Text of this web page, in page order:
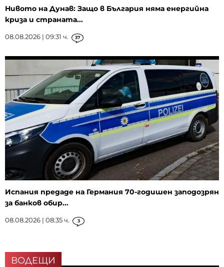
Нивото на Дунав: Защо в България няма енергийна
криза и страната...
08.08.2026 | 09:31 ч. 37
Испания предаде на Германия 70-годишен заподозрян
за банков обир...
08.08.2026 | 08:35 ч. 3
ВОДЕЩИ